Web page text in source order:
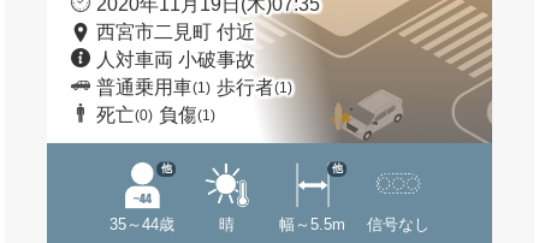
2020年11月19日(木)07:35
西宮市二見町 付近
人対車両 小破事故
普通乗用車(1) 歩行者(1)
死亡(0) 負傷(1)
35～44歳
他
晴 幅～5.5m
他
信号なし